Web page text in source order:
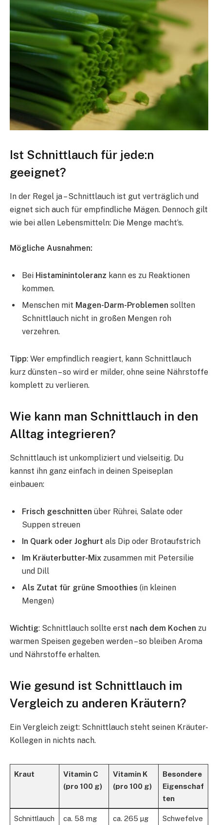
Ist Schnittlauch für jede:n
geeignet?
In der Regel ja – Schnittlauch ist gut verträglich und
eignet sich auch für empfindliche Mägen. Dennoch gilt
wie bei allen Lebensmitteln: Die Menge macht’s.
Mögliche Ausnahmen:
Bei Histaminintoleranz kann es zu Reaktionen
kommen.
Menschen mit Magen-Darm-Problemen sollten
Schnittlauch nicht in großen Mengen roh
verzehren.
Tipp: Wer empfindlich reagiert, kann Schnittlauch
kurz dünsten – so wird er milder, ohne seine Nährstoffe
komplett zu verlieren.
Wie kann man Schnittlauch in den
Alltag integrieren?
Schnittlauch ist unkompliziert und vielseitig. Du
kannst ihn ganz einfach in deinen Speiseplan
einbauen:
Frisch geschnitten über Rührei, Salate oder
Suppen streuen
In Quark oder Joghurt als Dip oder Brotaufstrich
Im Kräuterbutter-Mix zusammen mit Petersilie
und Dill
Als Zutat für grüne Smoothies (in kleinen
Mengen)
Wichtig: Schnittlauch sollte erst nach dem Kochen zu
warmen Speisen gegeben werden – so bleiben Aroma
und Nährstoffe erhalten.
Wie gesund ist Schnittlauch im
Vergleich zu anderen Kräutern?
Ein Vergleich zeigt: Schnittlauch steht seinen Kräuter-
Kollegen in nichts nach.
Kraut
Vitamin C
(pro 100 g)
Vitamin K
(pro 100 g)
Besondere
Eigenschaf
ten
Schnittlauch ca. 58 mg ca. 265 µg Schwefelve